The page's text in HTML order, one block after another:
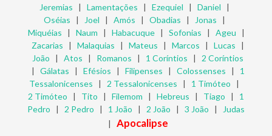
Jeremias | Lamentações | Ezequiel | Daniel |
Oséias | Joel | Amós | Obadias | Jonas |
Miquéias | Naum | Habacuque| Sofonias | Ageu |
Zacarias | Malaquias | Mateus | Marcos | Lucas |
João | Atos | Romanos | 1 Coríntios | 2 Coríntios
| Gálatas | Efésios | Filipenses | Colossenses | 1
Tessalonicenses | 2 Tessalonicenses | 1 Timóteo |
2 Timóteo | Tito | Filemom | Hebreus | Tiago | 1
Pedro | 2 Pedro | 1 João | 2 João | 3 João |
Judas
| Apocalipse